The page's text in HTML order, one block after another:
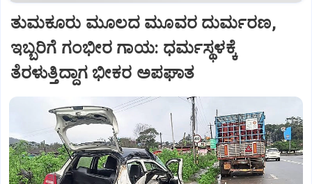
ತುಮಕೂರು ಮೂಲದ ಮೂವರ ದುರ್ಮರಣ,
ಇಬ್ಬರಿಗೆ ಗಂಭೀರ ಗಾಯ: ಧರ್ಮಸ್ಥಳಕ್ಕೆ
ತೆರಳುತ್ತಿದ್ದಾಗ ಭೀಕರ ಅಪಘಾತ